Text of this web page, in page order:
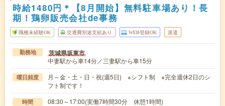
時給1480円＊【8月開始】無料駐車場あり！長
期！鶏卵販売会社de事務
職種未経験OK 交通費別途支給あり WEB登録OK 派遣
勤務地 茨城県坂東市
中妻駅から車14分／三妻駅から車15分
曜日頻度
月～金・土・日・祝(週5日) ※シフト制 ※完全週休2日のシ
フト制です！
時間 08:30～17:00(実働7時間30分 休憩1時間)